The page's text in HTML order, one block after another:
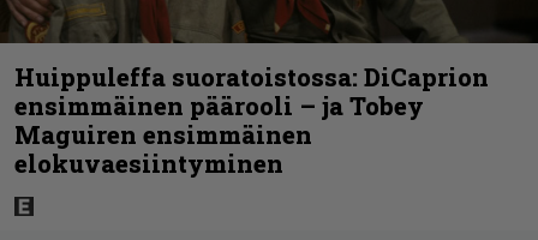
Huippuleffa suoratoistossa: DiCaprion
ensimmäinen päärooli – ja Tobey
Maguiren ensimmäinen
elokuvaesiintyminen